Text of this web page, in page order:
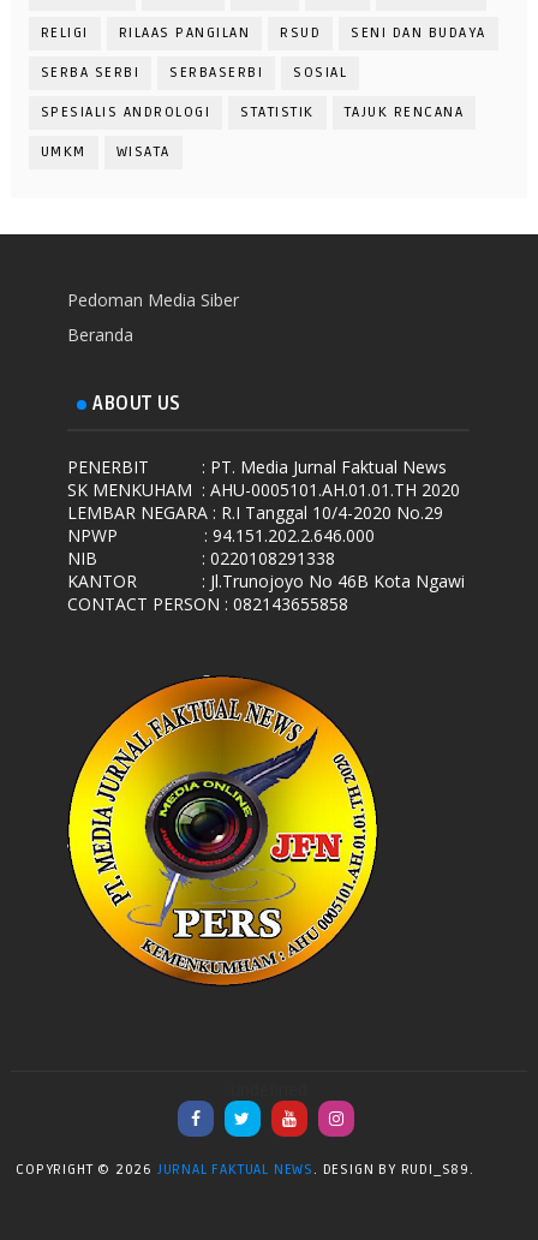
RELIGI RILAAS PANGILAN RSUD SENI DAN BUDAYA
SERBA SERBI SERBASERBI SOSIAL
SPESIALIS ANDROLOGI STATISTIK TAJUK RENCANA
UMKM WISATA
Pedoman Media Siber
Beranda
ABOUT US
PENERBIT
: PT. Media Jurnal Faktual News
SK MENKUHAM : AHU-0005101.AH.01.01.TH 2020
LEMBAR NEGARA : R.I Tanggal 10/4-2020 No.29
NPWP
: 94.151.202.2.646.000
NIB
: 0220108291338
KANTOR
: Jl.Trunojoyo No 46B Kota Ngawi
CONTACT PERSON : 082143655858
COPYRIGHT © 2026 JURNAL FAKTUAL NEWS . DESIGN BY RUDI_S89.